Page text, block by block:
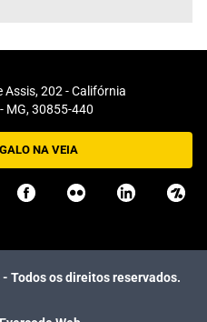
Assis, 202 - Califórnia
MG, 30855-440
NA VEIA
- Todos os direitos reservados.